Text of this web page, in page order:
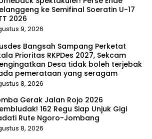
ke Semifinal Soeratin U-17
2026
9, 2026
Bangsah Sampang Perketat
Prioritas RKPDes 2027, Sekcam
Desa tidak boleh terjebak
pemerataan yang seragam
8, 2026
Gerak Jalan Rojo 2026
162 Regu Siap Unjuk Gigi
Rute Ngoro-Jombang
8, 2026